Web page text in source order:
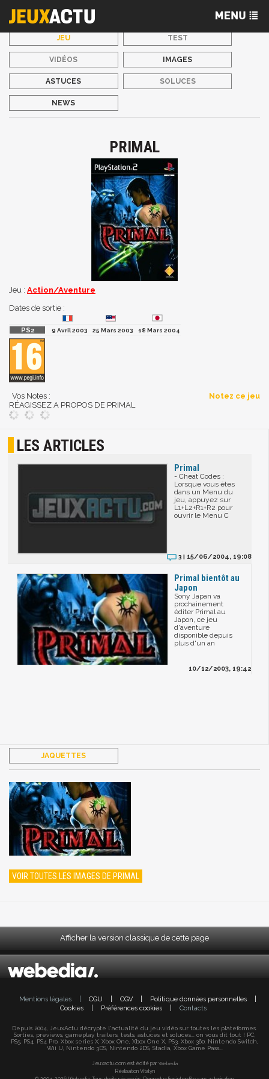
JEU TEST
VIDÉOS IMAGES
ASTUCES SOLUCES
NEWS
PRIMAL
Jeu : Action/Aventure
Dates de sortie :
9 Avril 2003 25 Mars 2003 18 Mars 2004
Vos Notes :
Notez ce jeu
RÉAGISSEZ A PROPOS DE PRIMAL
LES ARTICLES
Primal
- Cheat Codes :
Lorsque vous êtes
dans un Menu du
jeu, appuyez sur
L1+L2+R1+R2 pour
ouvrir le Menu C
3 | 15/06/2004, 19:08
Primal bientôt au
Japon
Sony Japan va
prochainement
éditer Primal au
Japon, ce jeu
d'aventure
disponible depuis
plus d'un an
10/12/2003, 19:42
JAQUETTES
VOIR TOUTES LES IMAGES DE PRIMAL
Afficher la version classique de cette page
Mentions légales CGU CGV Politique données personnelles
Cookies
Préférences cookies Contacts
Depuis 2004, JeuxActu décrypte l'actualité du jeu vidéo sur toutes les plateformes.
Sorties, previews, gameplay, trailers, tests, astuces et soluces... on vous dit tout ! PC,
PS5, PS4, PS4 Pro, Xbox series X, Xbox One, Xbox One X, PS3, Xbox 360, Nintendo Switch,
Wii U, Nintendo 3DS, Nintendo 2DS, Stadia, Xbox Game Pass...
Jeuxactu.com est édité par Webedia
Réalisation Vitalyn